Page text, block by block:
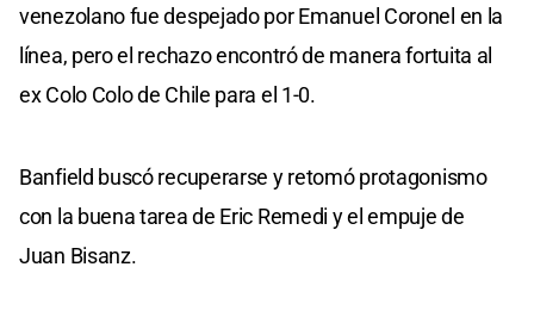
venezolano fue despejado por Emanuel Coronel en la
línea, pero el rechazo encontró de manera fortuita al
ex Colo Colo de Chile para el 1-0.
Banfield buscó recuperarse y retomó protagonismo
con la buena tarea de Eric Remedi y el empuje de
Juan Bisanz.